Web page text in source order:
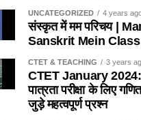
के सिद्धान्त का मूल तत्व है ?
सीखना
सीखना
द्वारा सीखना
वस्तु को बहुत ही कम समय तक
(Constructivism) सम्प्रत्यय
2005
– 2009
UNCATEGORIZED 4 years
संस्कृत में मम परिचय |
Sanskrit Mein
CTET & TEACHING 3 years
CTET January 2024:
पात्रता परीक्षा के लिए
जुड़े महत्वपूर्ण प्रश्न